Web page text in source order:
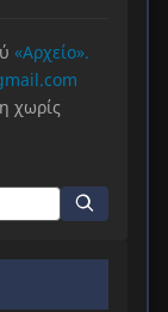
«Αρχείο».
χωρίς